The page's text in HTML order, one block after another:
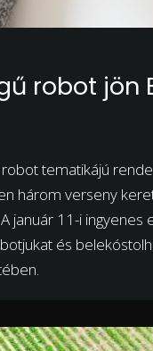
robot jön
tematikájú
három verseny
január 11-i
és